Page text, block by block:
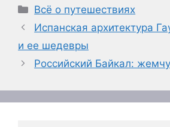
Рубрики
Всё о путешествиях
Испанская архитектура
и ее шедевры
Российский Байкал: